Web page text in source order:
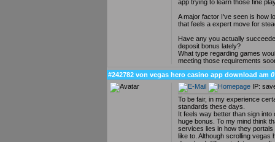
app trying to learn those fine
A major factor I've seen is how
that feels a expert move for
Have any you actually
deposit bonus lately?
What type regarding games
meeting those requirements
#242782 von vegas hero casino app download am
IP:
To be fair, in my experience
standards these days.
It feels way better than sign
huge bonus. To my mind think
services lies in how they
like to. Although scrolling vegas